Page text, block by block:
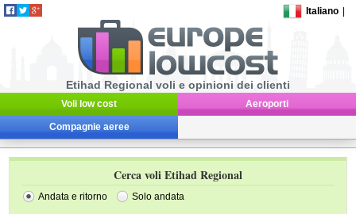
Italiano
Etihad Regional voli e opinioni dei clienti
Voli low cost Aeroporti
Compagnie aeree
Cerca voli Etihad Regional
Andata e ritorno Solo andata